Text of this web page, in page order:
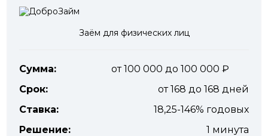
Заём для физических лиц
Сумма:
от 100 000 до 100 000
Срок:
от 168 до 168 дней
Ставка:
18,25-146% годовых
Решение:
1 минута